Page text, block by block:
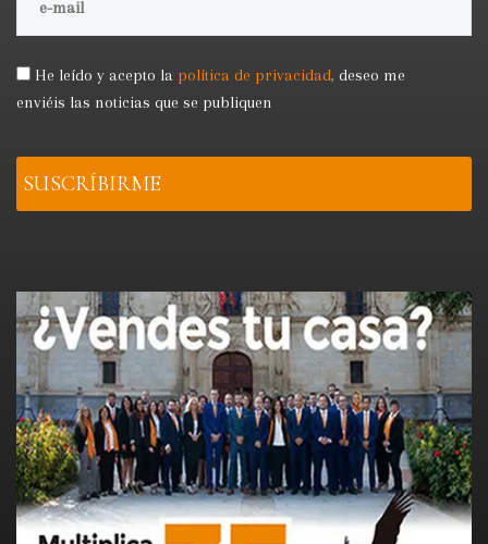
He leído y acepto la política de privacidad, deseo me
enviéis las noticias que se publiquen